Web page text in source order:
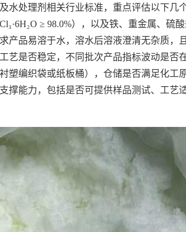
水处理剂相关行业标准，重点评估以下几
≥ 98.0%），以及铁、重金属、硫
产品易溶于水，溶水后溶液澄清无杂质，
艺是否稳定，不同批次产品指标波动是否
塑编织袋或纸板桶），仓储是否满足化工
撑能力，包括是否可提供样品测试、工艺